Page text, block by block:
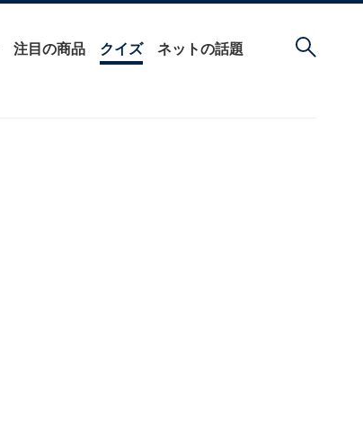
注目の商品 クイズ ネットの話題